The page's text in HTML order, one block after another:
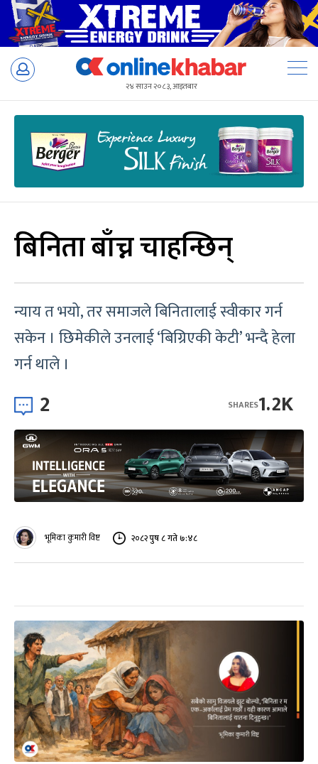
Skip
२४ साउन २०८३, आइतबार
बिनिता बाँच्न चाहन्छिन्
न्याय त भयो, तर समाजले बिनितालाई स्वीकार गर्न
सकेन । छिमेकीले उनलाई ‘बिग्रिएकी केटी’ भन्दै हेला
गर्न थाले ।
2 1.2K
SHARES
भूमिका कुमारी विष्ट २०८२ पुष ८ गते ७:४८